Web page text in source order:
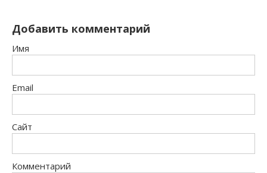
Добавить комментарий
Имя
Email
Сайт
Комментарий